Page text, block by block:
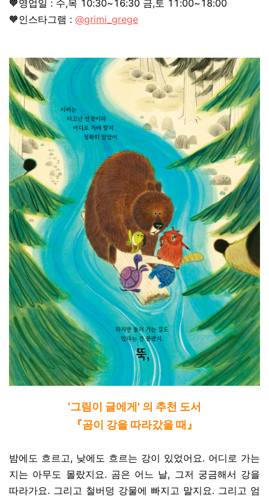
🧡영업일 : 수,목 10:30~16:30 금,토 11:00~18:00
🧡인스타그램 : @grimi_grege
'그림이 글에게' 의 추천 도서
『곰이 강을 따라갔을 때 』
밤에도 흐르고, 낮에도 흐르는 강이 있었어요. 어디로 가는
지는 아무도 몰랐지요. 곰은 어느 날, 그저 궁금해서 강을
따라가요. 그리고 철버덩 강물에 빠지고 말지요. 그리고 엄